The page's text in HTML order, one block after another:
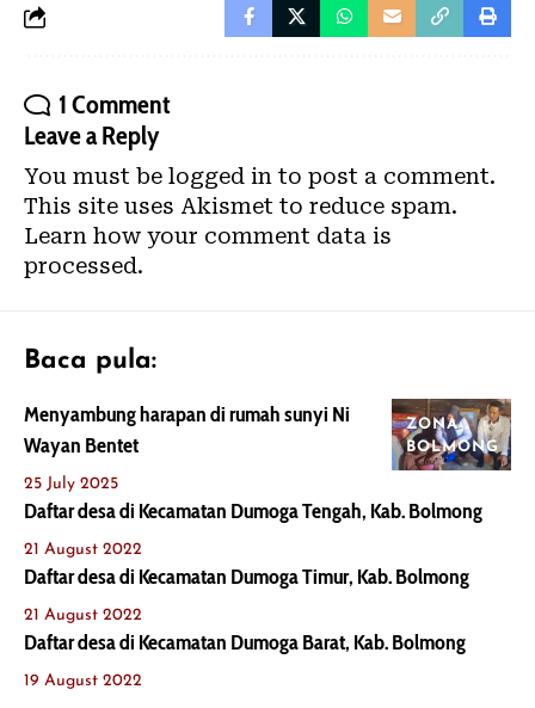
1 Comment
Leave a Reply
You must be logged in to post a comment.
This site uses Akismet to reduce spam.
Learn how your comment data is
processed.
Baca pula:
ZONA
BOLMONG
Menyambung harapan di rumah sunyi Ni
Wayan Bentet
25 July 2025
Daftar desa di Kecamatan Dumoga Tengah, Kab. Bolmong
21 August 2022
Daftar desa di Kecamatan Dumoga Timur, Kab. Bolmong
21 August 2022
Daftar desa di Kecamatan Dumoga Barat, Kab. Bolmong
19 August 2022